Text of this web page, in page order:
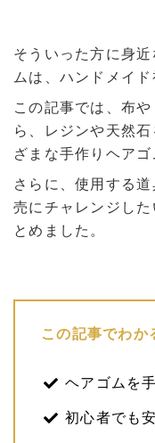
そういった方に身
ムは、ハンドメイ
この記事では、布
ら、レジンや天然
ざまな手作りヘア
さらに、使用する
売にチャレンジし
とめました。
この記事でわか
ヘアゴムを
初心者でも